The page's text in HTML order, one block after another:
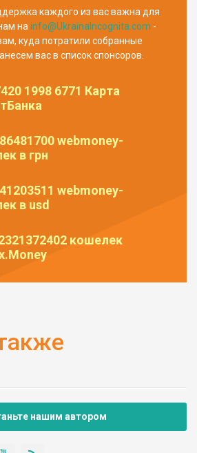
каждого из вас важна для
на info@UkrainaIncognita.com -
куда потратили собранные
вас в список спонсоров.
1998 6771 Карта
webmoney-
в грн
webmoney-
в usd
кошелек
нашим автором